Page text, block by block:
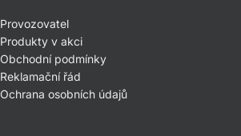
Provozovatel
Produkty v akci
Obchodní podmínky
Reklamační řád
Ochrana osobních údajů